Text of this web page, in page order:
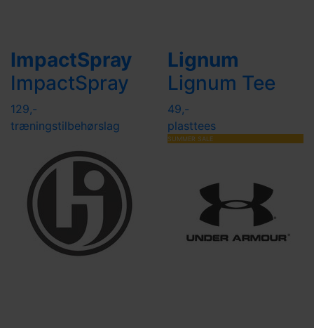
ImpactSpray
ImpactSpray
129,-
træningstilbehørslag
Lignum
Lignum Tee
49,-
plasttees
SUMMER SALE